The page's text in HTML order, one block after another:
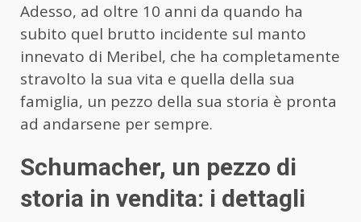
Adesso, ad oltre 10 anni da quando ha
subito quel brutto incidente sul manto
innevato di Meribel, che ha completamente
stravolto la sua vita e quella della sua
famiglia, un pezzo della sua storia è pronta
ad andarsene per sempre.
Schumacher, un pezzo di
storia in vendita: i dettagli